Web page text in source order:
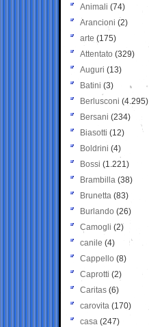
Animali (74)
Arancioni (2)
arte (175)
Attentato (329)
Auguri (13)
Batini (3)
Berlusconi (4.295)
Bersani (234)
Biasotti (12)
Boldrini (4)
Bossi (1.221)
Brambilla (38)
Brunetta (83)
Burlando (26)
Camogli (2)
canile (4)
Cappello (8)
Caprotti (2)
Caritas (6)
carovita (170)
casa (247)